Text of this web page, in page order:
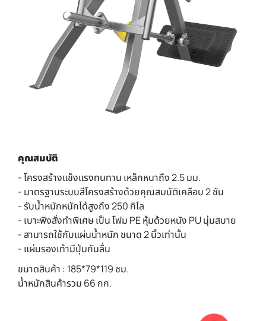
คุณสมบัติ
- โครงสร้างแข็งแรงทนทาน เหล็กหนาถึง 2.5 มม.
- มาตรฐานระบบสีโครงสร้างด้วยคุณสมบัติเคลือบ 2 ชัน
- รับน้ำหนักหนักได้สูงถึง 250 กิโล
- เบาะพิงสั่งทำพิเศษ เป็น โฟม PE หุ้มด้วยหนัง PU นุ่มสบาย
- สามารถใช้กับแผ่นน้ำหนัก ขนาด 2 นิ้วเท่านั้น
- แผ่นรองเท้ามีปุ่มกันลื่น
ขนาดสินค้า : 185*79*119 ซม.
น้ำหนักสินค้ารวม 66 กก.